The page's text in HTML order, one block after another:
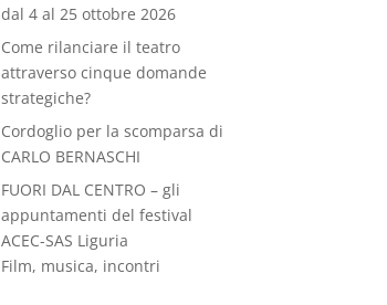
dal 4 al 25 ottobre 2026
Come rilanciare il teatro
attraverso cinque domande
strategiche?
Cordoglio per la scomparsa di
CARLO BERNASCHI
FUORI DAL CENTRO – gli
appuntamenti del festival
ACEC-SAS Liguria
Film, musica, incontri